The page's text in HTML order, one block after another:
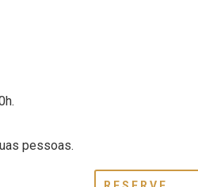
pessoas.